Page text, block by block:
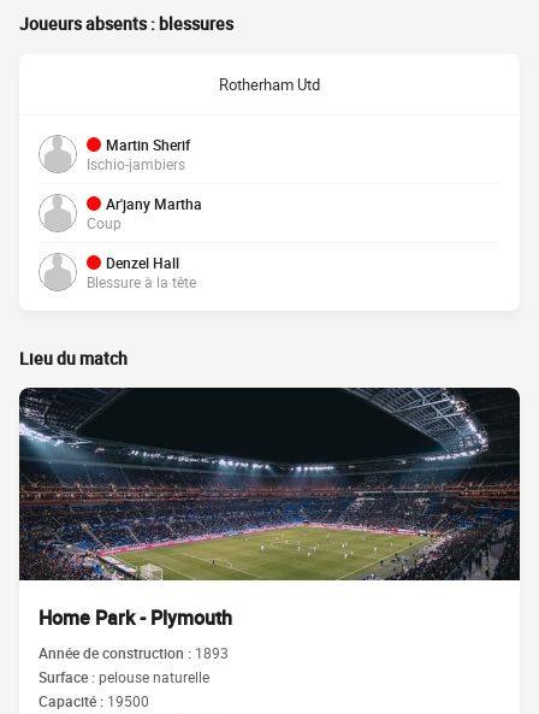
Joueurs absents : blessures
Rotherham Utd
Martin Sherif
Ischio-jambiers
Ar'jany Martha
Coup
Denzel Hall
Blessure à la tête
Lieu du match
Home Park - Plymouth
Année de construction : 1893
Surface :pelouse naturelle
Capacité : 19500